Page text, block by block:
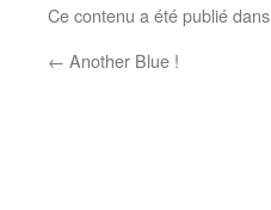
Ce contenu a été publié dans
← Another Blue !